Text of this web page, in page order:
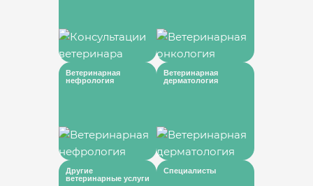
Ветеринарная
нефрология
Ветеринарная
дерматология
Другие
ветеринарные услуги
Специалисты